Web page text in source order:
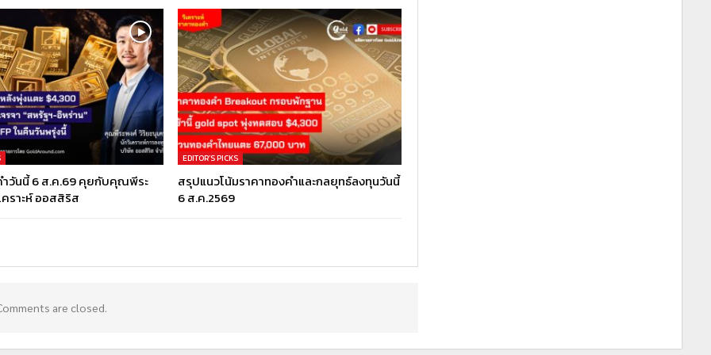
วันนี้ 6 ส.ค.69 คุยกับคุณพีระ
ราะห์ ออสสิริส
EDITOR’S PICKS
สรุปแนวโน้มราคาทองคำและกลยุทธ์ลงทุนวันนี้
6 ส.ค.2569
are closed.